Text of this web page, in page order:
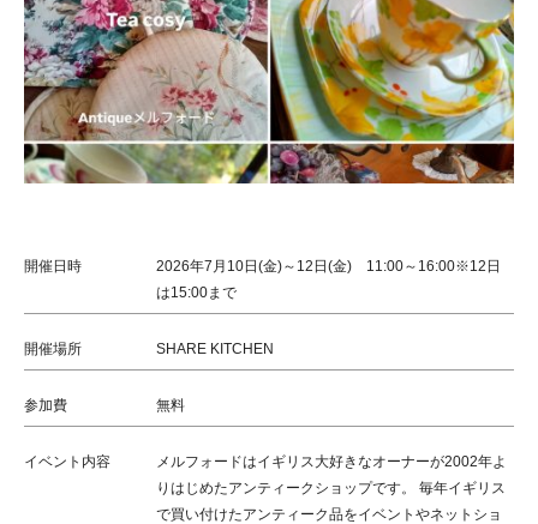
開催日時
2026年7月10日(金)～12日(金) 11:00～16:00※12日
は15:00まで
開催場所 SHARE KITCHEN
参加費 無料
イベント内容
メルフォードはイギリス大好きなオーナーが2002年よ
りはじめたアンティークショップです。 毎年イギリス
で買い付けたアンティーク品をイベントやネットショ